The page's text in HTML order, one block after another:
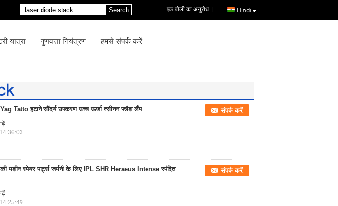
Hindi
एक बोली का अनुरोध |
Search
यात्रा गुणवत्ता नियंत्रण हमसे संपर्क करें
Tatto हटाने सौंदर्य उपकरण उच्च ऊर्जा क्सीनन फ्लैश लैंप
संपर्क करें
की मशीन स्पेयर पार्ट्स जर्मनी के लिए IPL SHR Heraeus Intense स्पंदित
संपर्क करें